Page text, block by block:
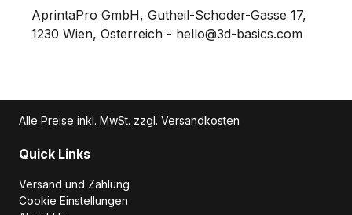
AprintaPro GmbH, Gutheil-Schoder-Gasse 17,
1230 Wien, Österreich - hello@3d-basics.com
Alle Preise inkl. MwSt. zzgl. Versandkosten
Quick Links
Versand und Zahlung
Cookie Einstellungen